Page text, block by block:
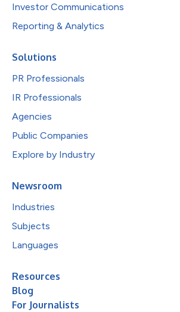
Investor Communications
Reporting & Analytics
Solutions
PR Professionals
IR Professionals
Agencies
Public Companies
Explore by Industry
Newsroom
Industries
Subjects
Languages
Resources
Blog
For Journalists